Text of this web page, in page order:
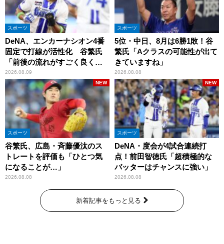
スポーツ
DeNA、エンカーナシオン4番
固定で打線が活性化 谷繁氏
「前後の流れがすごく良くな
りましたね」
2026.08.09
スポーツ
5位・中日、8月は6勝1敗！谷
繁氏「Aクラスの可能性が出て
きていますね」
2026.08.08
スポーツ
谷繁氏、広島・斉藤優汰のス
トレートを評価も「ひとつ気
になることが…」
2026.08.08
NEW
スポーツ
DeNA・度会が4試合連続打
点！前田智徳氏「超積極的な
バッターはチャンスに強い」
2026.08.08
NEW
新着記事をもっと見る